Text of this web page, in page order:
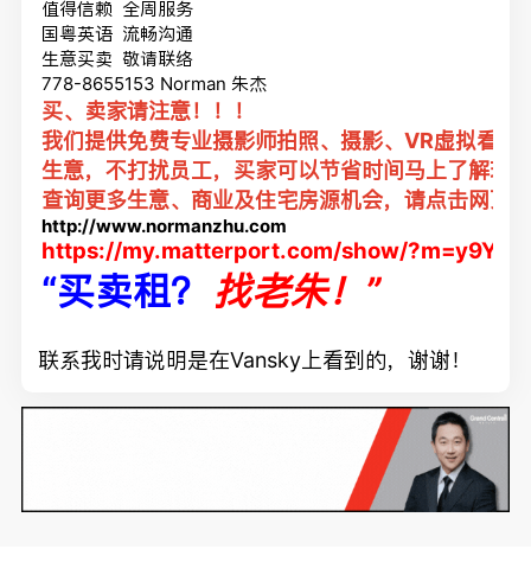
值得信赖 全周服务
国粤英语 流畅沟通
生意买卖 敬请联络
778-8655153 Norman 朱杰
买、卖家请注意！！！
我们提供免费专业摄影师拍照、摄影、VR虚拟看店
生意，不打扰员工， 买家可以节省时间马上了解现
查询更多生意、商业及住宅房源机会，请点击网页
http://www.normanzhu.com
https://my.matterport.com/show/
“买卖租？ 找老朱！”
联系我时请说明是在Vansky上看到的，谢谢！